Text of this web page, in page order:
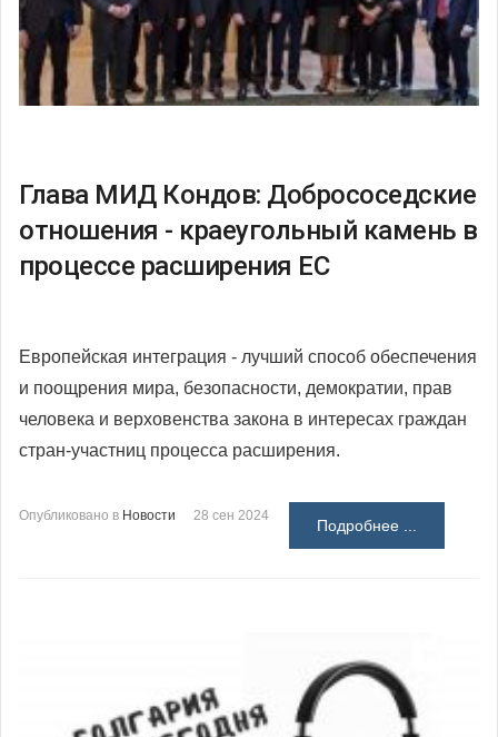
Глава МИД Кондов: Добрососедские
отношения - краеугольный камень в
процессе расширения ЕС
Европейская интеграция - лучший способ обеспечения
и поощрения мира, безопасности, демократии, прав
человека и верховенства закона в интересах граждан
стран-участниц процесса расширения.
Опубликовано в Новости 28 сен 2024
Подробнее ...